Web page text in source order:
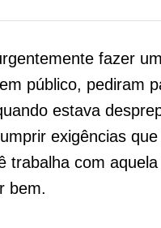
fazer
público, pediram
estava
exigências
trabalha com
bem.